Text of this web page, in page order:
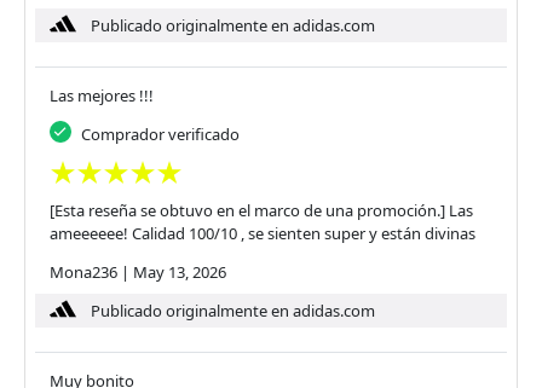
Publicado originalmente en adidas.com
Las mejores !!!
Comprador verificado
[Esta reseña se obtuvo en el marco de una promoción.] Las
ameeeeee! Calidad 100/10 , se sienten super y están divinas
Mona236 | May 13, 2026
Publicado originalmente en adidas.com
Muy bonito